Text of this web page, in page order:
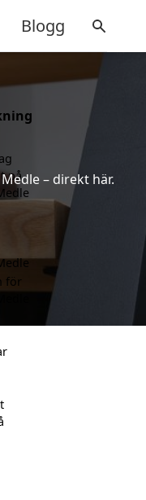
Blogg
– direkt här.
på
för